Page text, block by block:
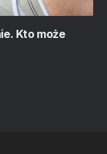
Kto może